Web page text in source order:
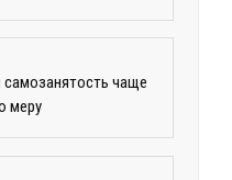
самозанятость чаще
меру